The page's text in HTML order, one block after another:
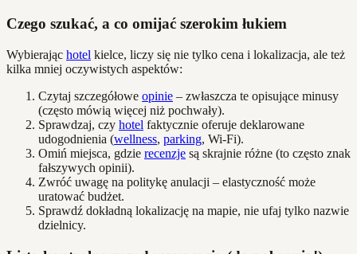
Czego szukać, a co omijać szerokim łukiem
Wybierając hotel kielce, liczy się nie tylko cena i lokalizacja, ale też
kilka mniej oczywistych aspektów:
Czytaj szczegółowe opinie – zwłaszcza te opisujące minusy
(często mówią więcej niż pochwały).
Sprawdzaj, czy hotel faktycznie oferuje deklarowane
udogodnienia (wellness, parking, Wi-Fi).
Omiń miejsca, gdzie recenzje są skrajnie różne (to często znak
fałszywych opinii).
Zwróć uwagę na politykę anulacji – elastyczność może
uratować budżet.
Sprawdź dokładną lokalizację na mapie, nie ufaj tylko nazwie
dzielnicy.